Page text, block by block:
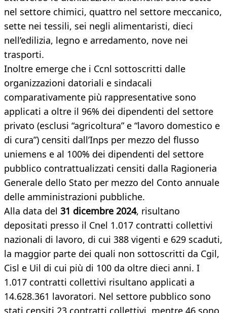
nel settore chimici, quattro nel settore meccanico,
sette nei tessili, sei negli alimentaristi, dieci
nell’edilizia, legno e arredamento, nove nei
trasporti.
Inoltre emerge che i Ccnl sottoscritti dalle
organizzazioni datoriali e sindacali
comparativamente più rappresentative sono
applicati a oltre il 96% dei dipendenti del settore
privato (esclusi “agricoltura” e “lavoro domestico e
di cura”) censiti dall’Inps per mezzo del flusso
uniemens e al 100% dei dipendenti del settore
pubblico contrattualizzati censiti dalla Ragioneria
Generale dello Stato per mezzo del Conto annuale
delle amministrazioni pubbliche.
Alla data del 31 dicembre 2024, risultano
depositati presso il Cnel 1.017 contratti collettivi
nazionali di lavoro, di cui 388 vigenti e 629 scaduti,
la maggior parte dei quali non sottoscritti da Cgil,
Cisl e Uil di cui più di 100 da oltre dieci anni. I
1.017 contratti collettivi risultano applicati a
14.628.361 lavoratori. Nel settore pubblico sono
stati censiti 23 contratti collettivi, mentre 46 sono